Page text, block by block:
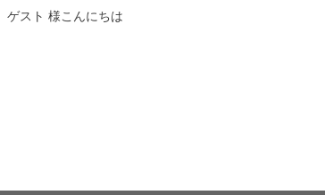
ゲスト 様こんにちは